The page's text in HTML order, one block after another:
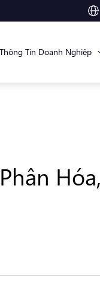
Thông Tin Doanh Nghiệp